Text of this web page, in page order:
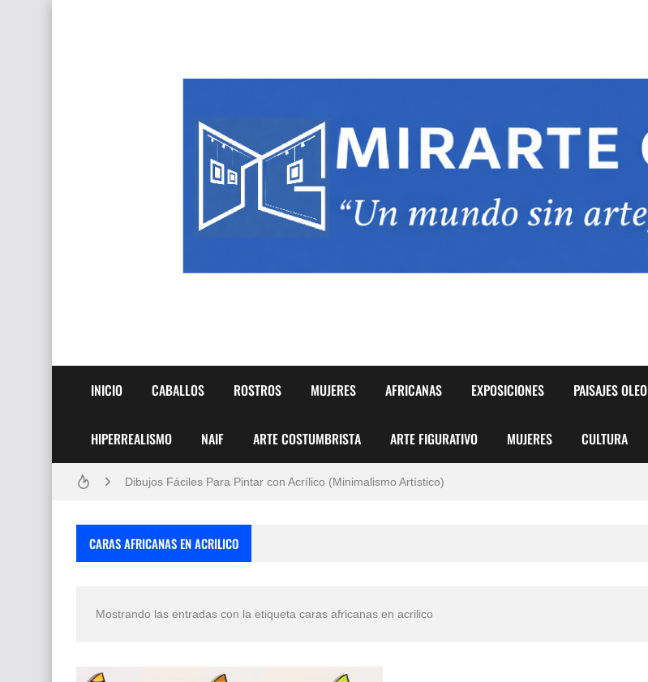
INICIO CABALLOS ROSTROS MUJERES AFRICANAS EXPOSICIONES PAISAJES OLEO
HIPERREALISMO NAIF ARTE COSTUMBRISTA ARTE FIGURATIVO MUJERES CULTURA
Frutas y Flores Para Colorear Imágenes
Dibujos para Colorear, una Actividad Divertida para Niños y Niñas
Dibujos Fáciles Para Pintar con Acrílico (Minimalismo Artístico)
Que significan los cuadros de negras africanas?
CARAS AFRICANAS EN ACRILICO
Mostrando las entradas con la etiqueta caras africanas en acrilico